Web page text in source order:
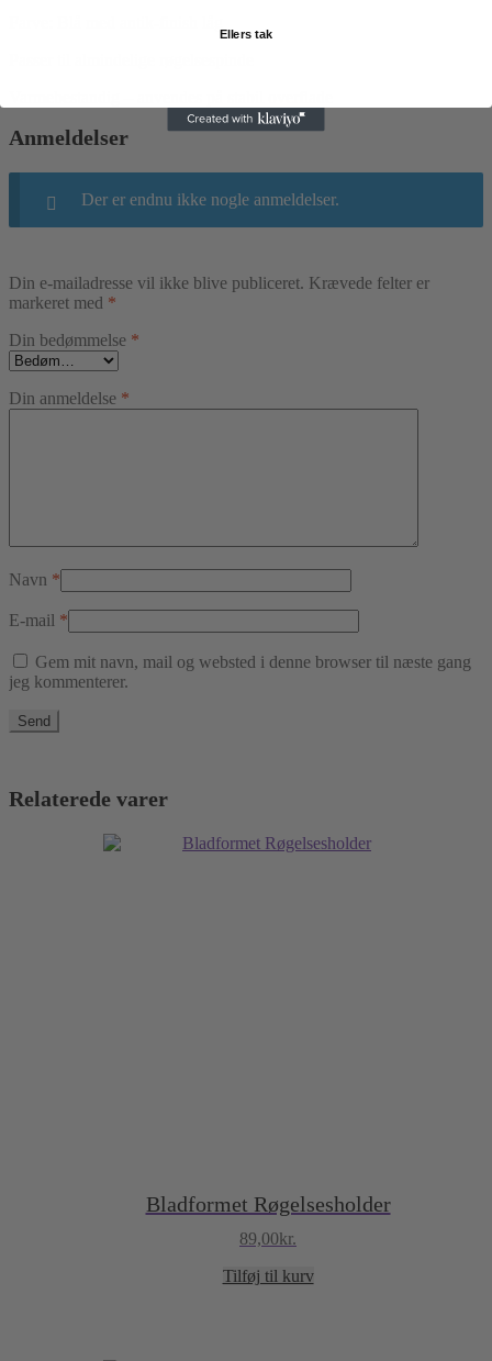
Anmeldelser
Der er endnu ikke nogle anmeldelser.
Din e-mailadresse vil ikke blive publiceret. Krævede felter er
markeret med *
Din bedømmelse *
Din anmeldelse *
Navn *
E-mail *
Gem mit navn, mail og websted i denne browser til næste gang
jeg kommenterer.
Relaterede varer
Bladformet Røgelsesholder
89,00kr.
Tilføj til kurv
Ellers tak